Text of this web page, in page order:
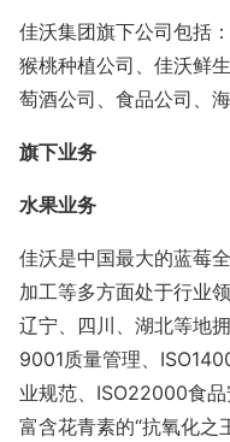
佳沃集团旗下公司包括
猴桃种植公司、佳沃鲜
萄酒公司、食品公司、海
旗下业务
水果业务
佳沃是中国最大的蓝莓
加工等多方面处于行业
辽宁、四川、湖北等地
9001质量管理、
业规范、ISO22000食
富含花青素的“抗氧化之